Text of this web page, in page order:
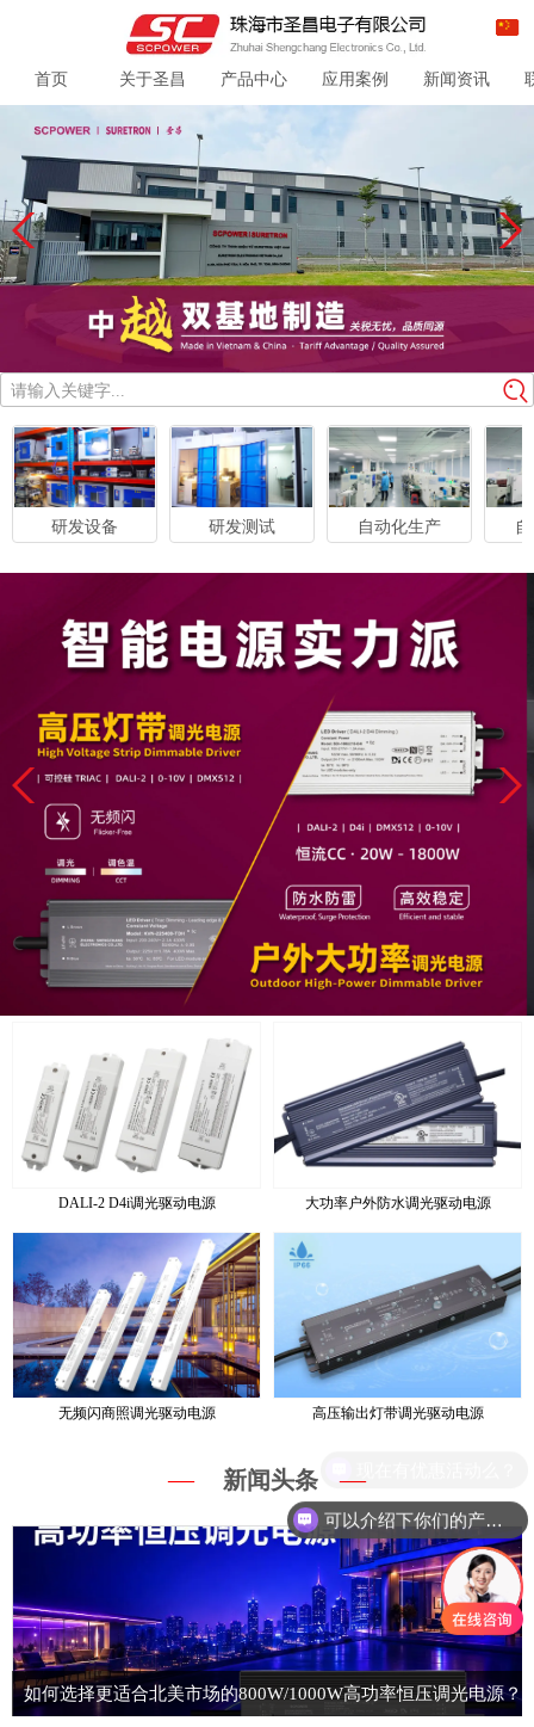
首页 关于圣昌 产品中心 应用案例 新闻资讯
请输入关键字...
研发设备 研发测试 自动化生产
DALI-2 D4i调光驱动电源 大功率户外防水调光驱动电源
无频闪商照调光驱动电源 高压输出灯带调光驱动电源
— 新闻头条 —
如何选择更适合北美市场的800W/1000W高功率恒压调光电源？
可以介绍下你们的产品么？